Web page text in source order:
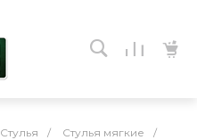
Стулья / Стулья мягкие
/